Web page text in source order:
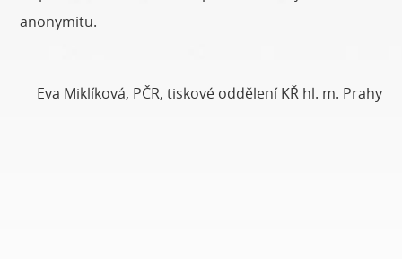
anonymitu.
Eva Miklíková, PČR, tiskové oddělení KŘ hl. m. Prahy